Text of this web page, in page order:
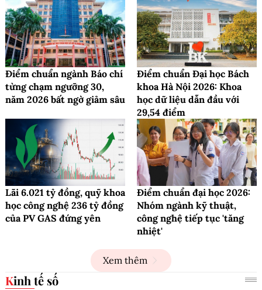
Điểm chuẩn ngành Báo chí
từng chạm ngưỡng 30,
năm 2026 bất ngờ giảm sâu
Điểm chuẩn Đại học Bách
khoa Hà Nội 2026: Khoa
học dữ liệu dẫn đầu với
29,54 điểm
Lãi 6.021 tỷ đồng, quỹ khoa
học công nghệ 236 tỷ đồng
của PV GAS đứng yên
Điểm chuẩn đại học 2026:
Nhóm ngành kỹ thuật,
công nghệ tiếp tục 'tăng
nhiệt'
Xem thêm
Kinh tế số